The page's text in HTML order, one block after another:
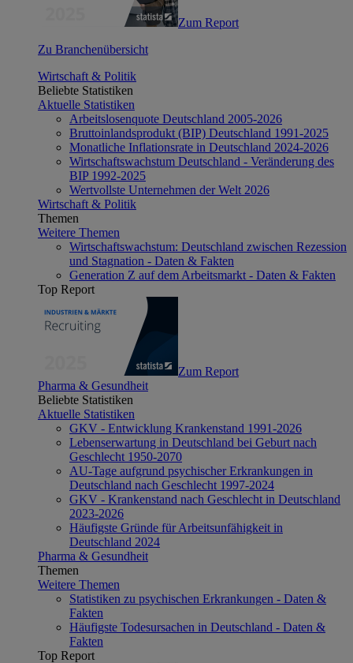
Zum Report
Zu Branchenübersicht
Wirtschaft & Politik
Beliebte Statistiken
Aktuelle Statistiken
Arbeitslosenquote Deutschland 2005-2026
Bruttoinlandsprodukt (BIP) Deutschland 1991-2025
Monatliche Inflationsrate in Deutschland 2024-2026
Wirtschaftswachstum Deutschland - Veränderung des
BIP 1992-2025
Wertvollste Unternehmen der Welt 2026
Wirtschaft & Politik
Themen
Weitere Themen
Wirtschaftswachstum: Deutschland zwischen Rezession
und Stagnation - Daten & Fakten
Generation Z auf dem Arbeitsmarkt - Daten & Fakten
Top Report
Zum Report
Pharma & Gesundheit
Beliebte Statistiken
Aktuelle Statistiken
GKV - Entwicklung Krankenstand 1991-2026
Lebenserwartung in Deutschland bei Geburt nach
Geschlecht 1950-2070
AU-Tage aufgrund psychischer Erkrankungen in
Deutschland nach Geschlecht 1997-2024
GKV - Krankenstand nach Geschlecht in Deutschland
2023-2026
Häufigste Gründe für Arbeitsunfähigkeit in
Deutschland 2024
Pharma & Gesundheit
Themen
Weitere Themen
Statistiken zu psychischen Erkrankungen - Daten &
Fakten
Häufigste Todesursachen in Deutschland - Daten &
Fakten
Top Report